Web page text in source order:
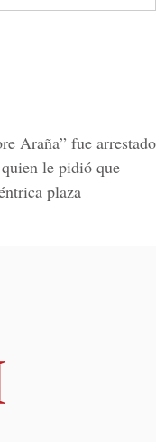
Araña” fue arrestado
le pidió que
plaza